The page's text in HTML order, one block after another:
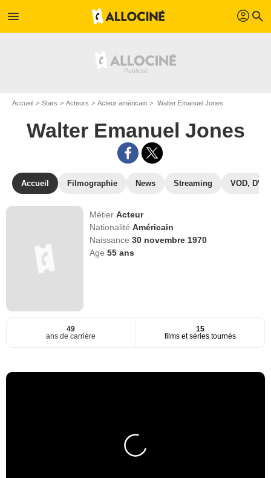
menu profil search
Accueil Stars Acteurs Acteur américain Walter Emanuel Jones
Walter Emanuel Jones
Accueil Filmographie News Streaming VOD, DVD
MétierActeur
NationalitéAméricain
Naissance30 novembre 1970
Age55 ans
49
ans de carrière
15
films et séries tournés